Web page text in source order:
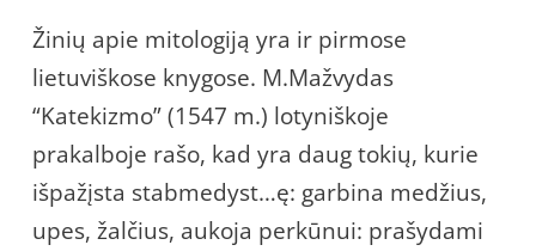
Žinių apie mitologiją yra ir pirmose
lietuviškose knygose. M.Mažvydas
“Katekizmo” (1547 m.) lotyniškoje
prakalboje rašo, kad yra daug tokių, kurie
išpažįsta stabmedyst…ę: garbina medžius,
upes, žalčius, aukoja perkūnui: prašydami